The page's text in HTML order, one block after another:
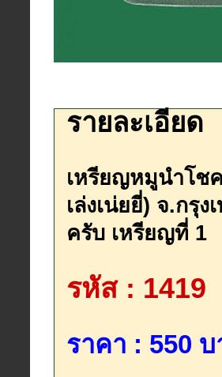
รายละเอียด
เหรียญหมูนำโช
เล่งเน่ยยี่) จ.กรุ
ครับ เหรียญที่ 1
รหัส : 1419
ราคา : 550